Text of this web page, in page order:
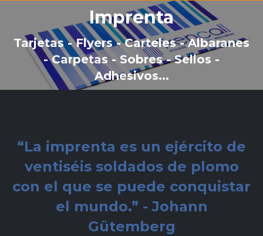
Imprenta
Tarjetas - Flyers - Carteles - Albaranes
- Carpetas - Sobres - Sellos -
Adhesivos...
“La imprenta es un ejército de
ventiséis soldados de plomo
con el que se puede conquistar
el mundo.” - Johann
Gütemberg